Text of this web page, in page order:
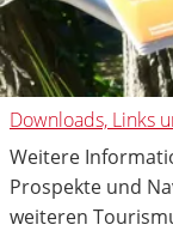
Downloads, Links
Weitere
Prospekte und
weiteren